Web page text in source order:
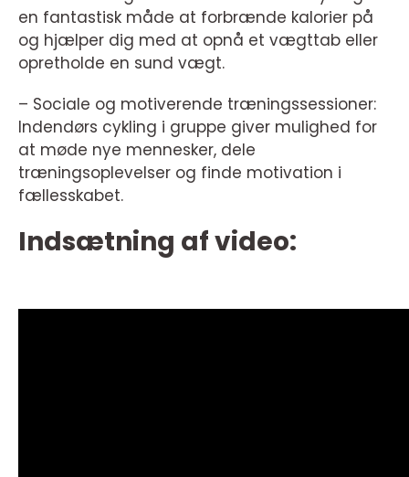
en fantastisk måde at forbrænde kalorier på
og hjælper dig med at opnå et vægttab eller
opretholde en sund vægt.
– Sociale og motiverende træningssessioner:
Indendørs cykling i gruppe giver mulighed for
at møde nye mennesker, dele
træningsoplevelser og finde motivation i
fællesskabet.
Indsætning af video: